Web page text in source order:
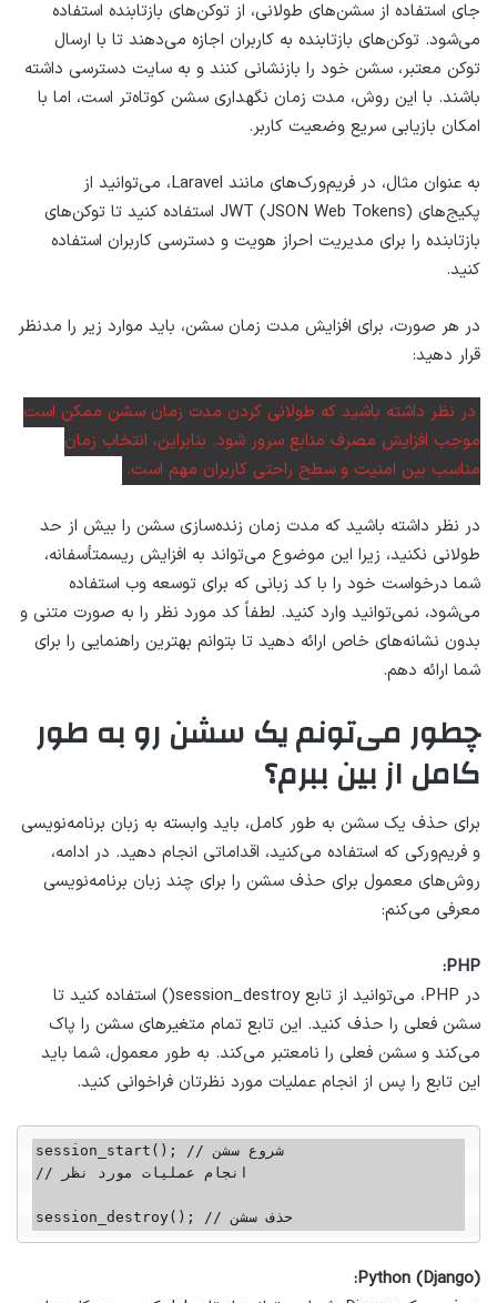
جای استفاده از سشن‌های طولانی، از توکن‌های بازتابنده استفاده
می‌شود. توکن‌های بازتابنده به کاربران اجازه می‌دهند تا با ارسال
توکن معتبر، سشن خود را بازنشانی کنند و به سایت دسترسی داشته
باشند. با این روش، مدت زمان نگهداری سشن کوتاه‌تر است، اما با
امکان بازیابی سریع وضعیت کاربر.
به عنوان مثال، در فریم‌ورک‌های مانند Laravel، می‌توانید از
پکیج‌های JWT (JSON Web Tokens) استفاده کنید تا توکن‌های
بازتابنده را برای مدیریت احراز هویت و دسترسی کاربران استفاده
کنید.
در هر صورت، برای افزایش مدت زمان سشن، باید موارد زیر را مدنظر
قرار دهید:
در نظر داشته باشید که طولانی کردن مدت زمان سشن ممکن است
موجب افزایش مصرف منابع سرور شود. بنابراین، انتخاب زمان
مناسب بین امنیت و سطح راحتی کاربران مهم است.
در نظر داشته باشید که مدت زمان زنده‌سازی سشن را بیش از حد
طولانی نکنید، زیرا این موضوع می‌تواند به افزایش ریسمتأسفانه،
شما درخواست خود را با کد زبانی که برای توسعه وب استفاده
می‌شود، نمی‌توانید وارد کنید. لطفاً کد مورد نظر را به صورت متنی و
بدون نشانه‌های خاص ارائه دهید تا بتوانم بهترین راهنمایی را برای
شما ارائه دهم.
چطور می‌تونم یک سشن رو به طور
کامل از بین ببرم؟
برای حذف یک سشن به طور کامل، باید وابسته به زبان برنامه‌نویسی
و فریم‌ورکی که استفاده می‌کنید، اقداماتی انجام دهید. در ادامه،
روش‌های معمول برای حذف سشن را برای چند زبان برنامه‌نویسی
معرفی می‌کنم:
PHP:
در PHP، می‌توانید از تابع session_destroy() استفاده کنید تا
سشن فعلی را حذف کنید. این تابع تمام متغیرهای سشن را پاک
می‌کند و سشن فعلی را نامعتبر می‌کند. به طور معمول، شما باید
این تابع را پس از انجام عملیات مورد نظرتان فراخوانی کنید.
session_start(); // شروع سشن
// انجام عملیات مورد نظر
session_destroy(); // حذف سشن
Python (Django):